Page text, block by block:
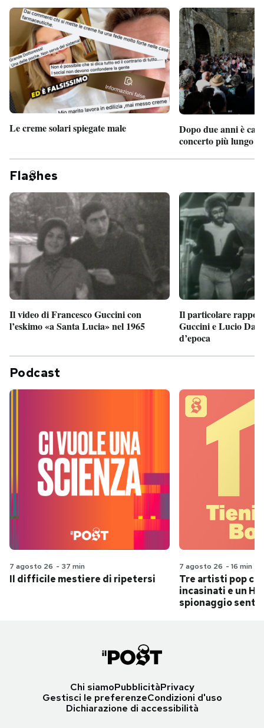
Le creme solari spiegate male
Dopo due anni è
concerto più lungo
Fla hes
Il video di Francesco Guccini con
l’eskimo «a Santa Lucia» nel 1965
Il particolare
Guccini e Lucio
d’epoca
Podcast
7 agosto 26 - 37 min
Il difficile mestiere di ripetersi
7 agosto 26 - 16 min
Tre artisti pop
incasinati e un
spionaggio
Chi siamoPubblicitàPrivacy
Gestisci le preferenzeCondizioni d'uso
Dichiarazione di accessibilità